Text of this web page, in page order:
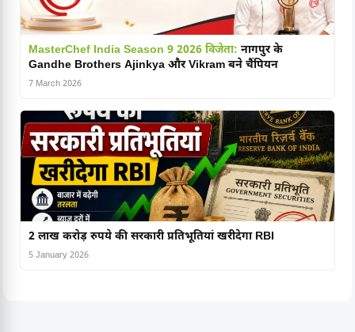
MasterChef India Season 9 2026 विजेता: नागपुर के
Gandhe Brothers Ajinkya और Vikram बने चैंपियन
7 March 2026
2 लाख करोड़ रुपये की सरकारी प्रतिभूतियां खरीदेगा RBI
5 January 2026